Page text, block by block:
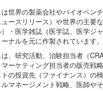
世界の製薬会社やバイオベン
ースリリース）や世界の主要
）・医学雑誌（医学誌、医学ジ
ナルを元に作製されています。
、研究活動、治験担当者（
ーケティング担当者の販売戦
の投資先（ファイナンス）の
マネージメント戦略、医師や